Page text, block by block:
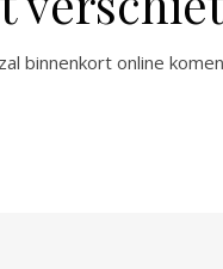
binnenkort online